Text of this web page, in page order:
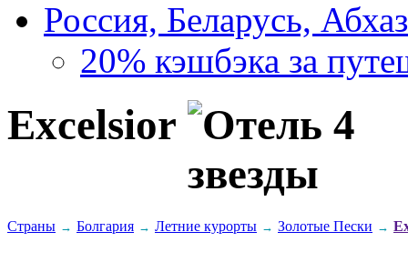
Россия, Беларусь,
20% кэшбэка за
Excelsior
Страны → Болгария → Летние курорты → Золотые Пески →